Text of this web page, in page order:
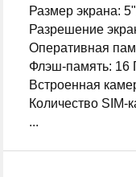
Размер экрана:
Разрешение
Оперативная
Флэш-память: 16
Встроенная
Количество SIM-
...